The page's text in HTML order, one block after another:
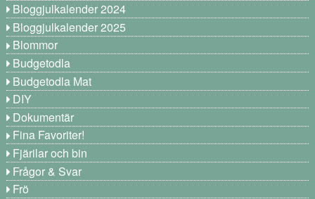
Bloggjulkalender 2024
Bloggjulkalender 2025
Blommor
Budgetodla
Budgetodla Mat
DIY
Dokumentär
Fina Favoriter!
Fjärilar och bin
Frågor & Svar
Frö